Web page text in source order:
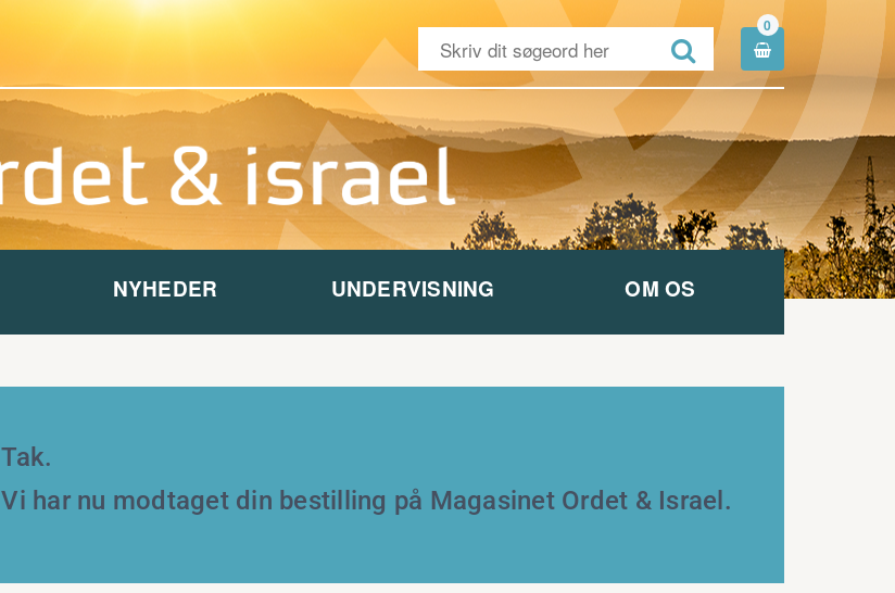

0

NYHEDER UNDERVISNING OM OS
Tak.
Vi har nu modtaget din bestilling på Magasinet Ordet & Israel.